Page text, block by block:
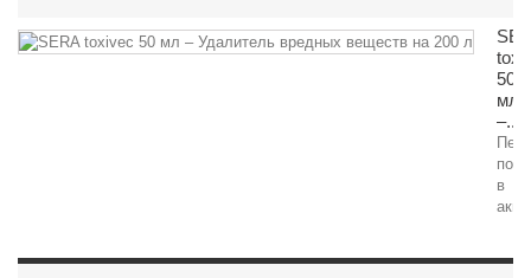
50
мл
–...
в